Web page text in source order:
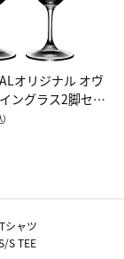
オリジナル オヴ
ングラス2脚セッ
ン）
Tシャツ
S TEE